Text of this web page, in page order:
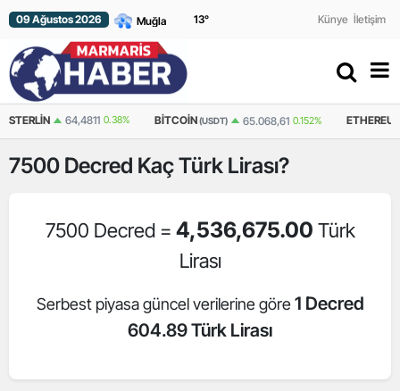
09 Ağustos 2026 13° Künye İletişim
64,4811 0.38% BITCOIN (USDT) 65.068,61 0.152% ETHEREUM (USDT)
7500 Decred Kaç Türk Lirası?
7500 Decred = 4,536,675.00 Türk
Lirası
Serbest piyasa güncel verilerine göre 1 Decred
604.89 Türk Lirası